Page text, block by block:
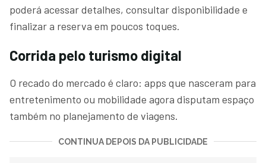
poderá acessar detalhes, consultar disponibilidade e
finalizar a reserva em poucos toques.
Corrida pelo turismo digital
O recado do mercado é claro: apps que nasceram para
entretenimento ou mobilidade agora disputam espaço
também no planejamento de viagens.
CONTINUA DEPOIS DA PUBLICIDADE